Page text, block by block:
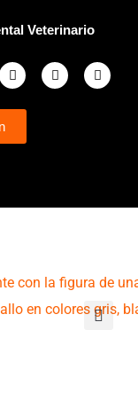
Veterinario
InstagramWhatsapp